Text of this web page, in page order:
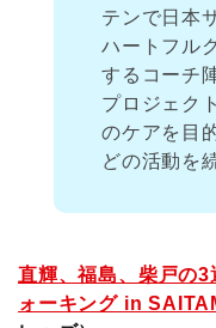
テンで日本
ハートフル
するコーチ
プロジェク
のケアを目
どの活動を
直輝、福島、柴戸の
ォーキング in